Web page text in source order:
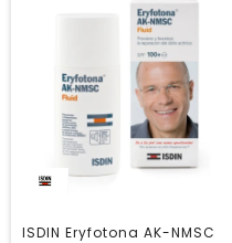
ISDIN Eryfotona AK-NMSC